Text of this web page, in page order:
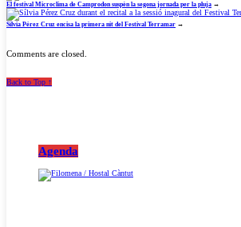
El festival Microclima de Camprodon suspèn la segona jornada per la pluja →
Sílvia Pérez Cruz encisa la primera nit del Festival Terramar →
Comments are closed.
Back to Top ↑
Agenda